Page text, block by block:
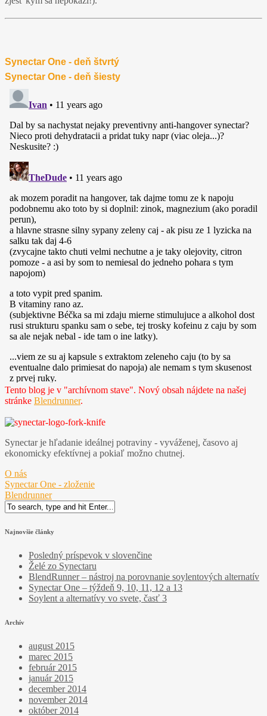
Synectar One - deň štvrtý
Synectar One - deň šiesty
Tento blog je v "archívnom stave". Nový obsah nájdete na našej
stránke Blendrunner.
Synectar je hľadanie ideálnej potraviny - vyváženej, časovo aj
ekonomicky efektívnej a pokiaľ možno chutnej.
O nás
Synectar One - zloženie
Blendrunner
Search
for:
Najnovšie články
Posledný príspevok v slovenčine
Želé zo Synectaru
BlendRunner – nástroj na porovnanie soylentových alternatív
Synectar One – týždeň 9, 10, 11, 12 a 13
Soylent a alternatívy vo svete, časť 3
Archív
august 2015
marec 2015
február 2015
január 2015
december 2014
november 2014
október 2014